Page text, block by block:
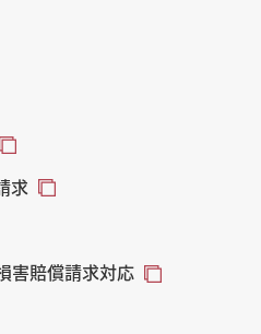
求
害賠償請求対応